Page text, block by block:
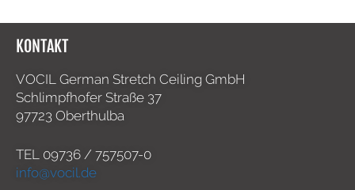
KONTAKT
VOCIL German Stretch Ceiling GmbH
Schlimpfhofer Straße 37
97723 Oberthulba
TEL 09736 / 757507-0
info@vocil.de